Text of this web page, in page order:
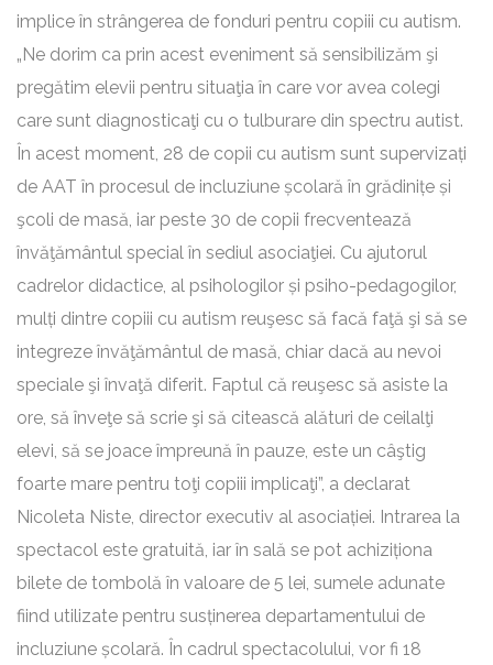
implice în strângerea de fonduri pentru copiii cu autism.
„Ne dorim ca prin acest eveniment să sensibilizăm şi
pregătim elevii pentru situaţia în care vor avea colegi
care sunt diagnosticaţi cu o tulburare din spectru autist.
În acest moment, 28 de copii cu autism sunt supervizați
de AAT în procesul de incluziune școlară în grădinițe și
şcoli de masă, iar peste 30 de copii frecventează
învăţământul special în sediul asociaţiei. Cu ajutorul
cadrelor didactice, al psihologilor și psiho-pedagogilor,
mulți dintre copiii cu autism reuşesc să facă faţă şi să se
integreze învăţământul de masă, chiar dacă au nevoi
speciale şi învaţă diferit. Faptul că reuşesc să asiste la
ore, să înveţe să scrie şi să citească alături de ceilalţi
elevi, să se joace împreună în pauze, este un câştig
foarte mare pentru toţi copiii implicaţi”, a declarat
Nicoleta Niste, director executiv al asociației. Intrarea la
spectacol este gratuită, iar în sală se pot achiziționa
bilete de tombolă în valoare de 5 lei, sumele adunate
fiind utilizate pentru susținerea departamentului de
incluziune școlară. În cadrul spectacolului, vor fi 18